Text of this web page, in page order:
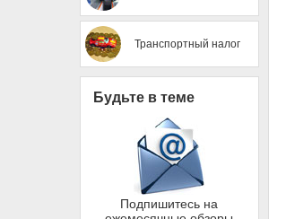
Транспортный налог
Будьте в теме
Подпишитесь на